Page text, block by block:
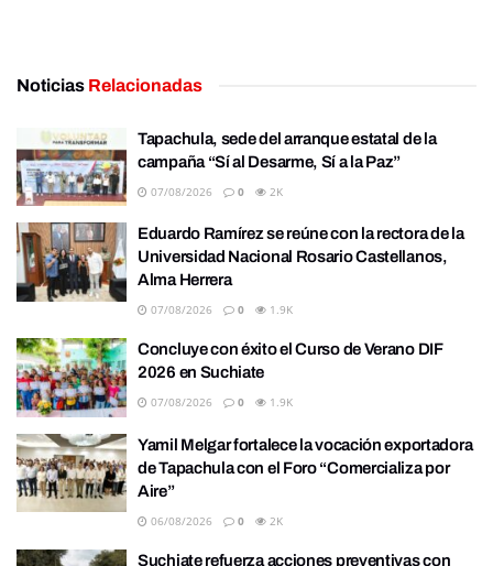
Noticias Relacionadas
Tapachula, sede del arranque estatal de la
campaña “Sí al Desarme, Sí a la Paz”
07/08/2026 0 2K
Eduardo Ramírez se reúne con la rectora de la
Universidad Nacional Rosario Castellanos,
Alma Herrera
07/08/2026 0 1.9K
Concluye con éxito el Curso de Verano DIF
2026 en Suchiate
07/08/2026 0 1.9K
Yamil Melgar fortalece la vocación exportadora
de Tapachula con el Foro “Comercializa por
Aire”
06/08/2026 0 2K
Suchiate refuerza acciones preventivas con